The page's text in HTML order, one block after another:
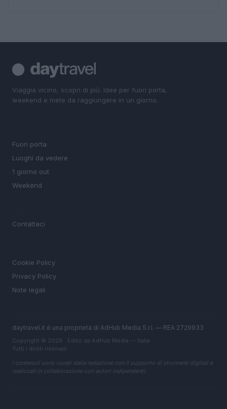
Viaggia vicino, scopri di più. Idee per fuori porta,
weekend e mete da raggiungere in un giorno.
Fuori porta
Luoghi da vedere
1 giorno out
Weekend
Contattaci
Cookie Policy
Privacy Policy
Note legali
daytravel.it è una proprietà di AdHub Media S.r.l. — REA 2729933
Copyright © 2026 · Edito da AdHub Media — Italia
Tutti i diritti riservati
I contenuti sono curati dalla redazione con il supporto di strumenti digitali e
realizzati in collaborazione con autori indipendenti.